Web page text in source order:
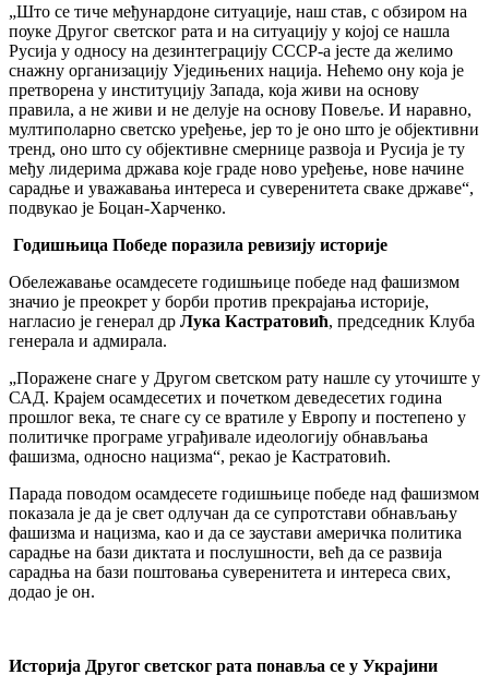
„Што се тиче међунардоне ситуације, наш став, с обзиром на
поуке Другог светског рата и на ситуацију у којој се нашла
Русија у односу на дезинтеграцију СССР-а јесте да желимо
снажну организацију Уједињених нација. Нећемо ону која је
претворена у институцију Запада, која живи на основу
правила, а не живи и не делује на основу Повеље. И наравно,
мултиполарно светско уређење, јер то је оно што је објективни
тренд, оно што су објективне смернице развоја и Русија је ту
међу лидерима држава које граде ново уређење, нове начине
сарадње и уважавања интереса и суверенитета сваке државе“,
подвукао је Боцан-Харченко.
Годишњица Победе поразила ревизију историје
Обележавање осамдесете годишњице победе над фашизмом
значио је преокрет у борби против прекрајања историје,
нагласио је генерал др Лука Кастратовић, председник Клуба
генерала и адмирала.
„Поражене снаге у Другом светском рату нашле су уточиште у
САД. Крајем осамдесетих и почетком деведесетих година
прошлог века, те снаге су се вратиле у Европу и постепено у
политичке програме уграђивале идеологију обнављања
фашизма, односно нацизма“, рекао је Кастратовић.
Парада поводом осамдесете годишњице победе над фашизмом
показала је да је свет одлучан да се супротстави обнављању
фашизма и нацизма, као и да се заустави америчка политика
сарадње на бази диктата и послушности, већ да се развија
сарадња на бази поштовања суверенитета и интереса свих,
додао је он.
Историја Другог светског рата понавља се у Украјини